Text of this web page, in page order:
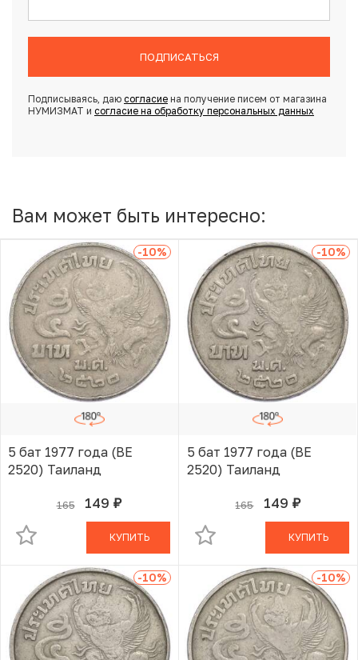
ПОДПИСАТЬСЯ
Подписываясь, даю согласиена получение писем от магазина
НУМИЗМАТ и согласие на обработку персональных данных
Вам может быть интересно:
-10%
5 бат 1977 года (BE
2520) Таиланд
165 149 руб.
В КОРЗИНЕ
КУПИТЬ
-10%
5 бат 1977 года (BE
2520) Таиланд
165 149 руб.
В КОРЗИНЕ
КУПИТЬ
-10% -10%